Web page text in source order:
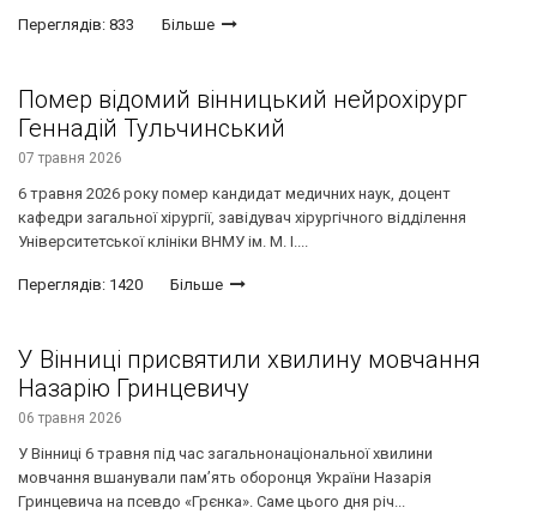
Переглядів: 833 Більше
Помер відомий вінницький нейрохірург
Геннадій Тульчинський
07 травня 2026
6 травня 2026 року помер кандидат медичних наук, доцент
кафедри загальної хірургії, завідувач хірургічного відділення
Університетської клініки ВНМУ ім. М. І....
Переглядів: 1420 Більше
У Вінниці присвятили хвилину мовчання
Назарію Гринцевичу
06 травня 2026
У Вінниці 6 травня під час загальнонаціональної хвилини
мовчання вшанували пам’ять оборонця України Назарія
Гринцевича на псевдо «Грєнка». Саме цього дня річ...